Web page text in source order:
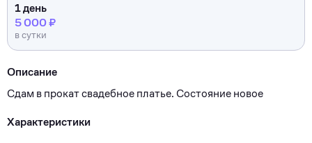
1 день
5 000 ₽
в сутки
Описание
Сдам в прокат свадебное платье. Состояние новое
Характеристики